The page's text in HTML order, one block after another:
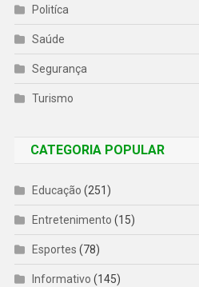
Politíca
Saúde
Segurança
Turismo
CATEGORIA POPULAR
Educação (251)
Entretenimento (15)
Esportes (78)
Informativo (145)